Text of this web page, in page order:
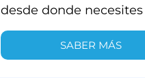
desde donde necesites
SABER MÁS